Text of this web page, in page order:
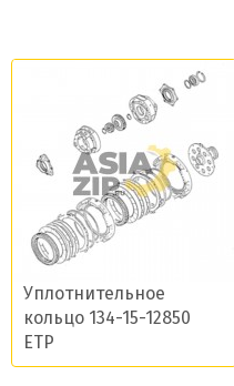
Уплотнительное
кольцо 134-15-12850
ETP